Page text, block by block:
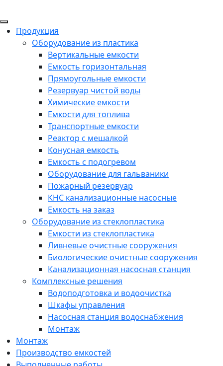
Продукция
Оборудование из пластика
Вертикальные емкости
Емкость горизонтальная
Прямоугольные емкости
Резервуар чистой воды
Химические емкости
Емкости для топлива
Транспортные емкости
Реактор с мешалкой
Конусная емкость
Емкость с подогревом
Оборудование для гальваники
Пожарный резервуар
КНС канализационные насосные
Емкость на заказ
Оборудование из стеклопластика
Емкости из стеклопластика
Ливневые очистные сооружения
Биологические очистные сооружения
Канализационная насосная станция
Комплексные решения
Водоподготовка и водоочистка
Шкафы управления
Насосная станция водоснабжения
Монтаж
Монтаж
Производство емкостей